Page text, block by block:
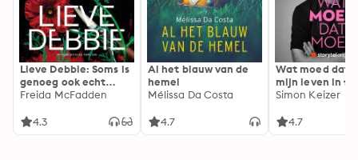
Lieve Debbie: Soms is
genoeg ook echt
genoeg...
Freida McFadden
4.3
Al het blauw van de
hemel
Mélissa Da Costa
4.7
Wat moed dat
mijn leven in
Simon Keizer
4.7